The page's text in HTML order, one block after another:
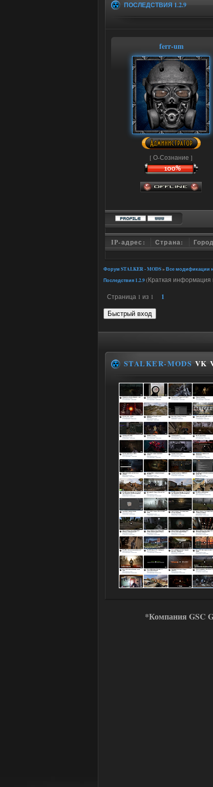
ПОСЛЕДСТВИЯ 1.2.9
ferr-um
[ О-Сознание ]
IP-адрес: Страна:
Форум STALKER - MODS» Все модификации
Последствия 1.2.9(Краткая информация
Страница 1 из 1 1
STALKER-MODS VK
*Компания GSC